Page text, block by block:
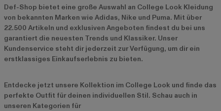
Def-Shop bietet eine große Auswahl an College Look Kleidung
von bekannten Marken wie Adidas, Nike und Puma. Mit über
22.500 Artikeln und exklusiven Angeboten findest du bei uns
garantiert die neuesten Trends und Klassiker. Unser
Kundenservice steht dir jederzeit zur Verfügung, um dir ein
erstklassiges Einkaufserlebnis zu bieten.
Entdecke jetzt unsere Kollektion im College Look und finde das
perfekte Outfit für deinen individuellen Stil. Schau auch in
unseren Kategorien für